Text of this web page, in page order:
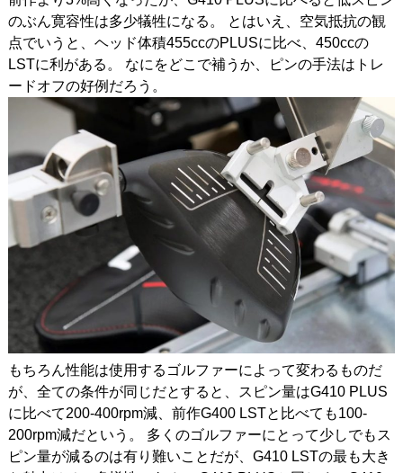
のぶん寛容性は多少犠牲になる。 とはいえ、空気抵抗の観
点でいうと、ヘッド体積455ccのPLUSに比べ、450ccの
LSTに利がある。 なにをどこで補うか、ピンの手法はトレ
ードオフの好例だろう。
もちろん性能は使用するゴルファーによって変わるものだ
が、全ての条件が同じだとすると、スピン量はG410 PLUS
に比べて200-400rpm減、前作G400 LSTと比べても100-
200rpm減だという。 多くのゴルファーにとって少しでもス
ピン量が減るのは有り難いことだが、G410 LSTの最も大き